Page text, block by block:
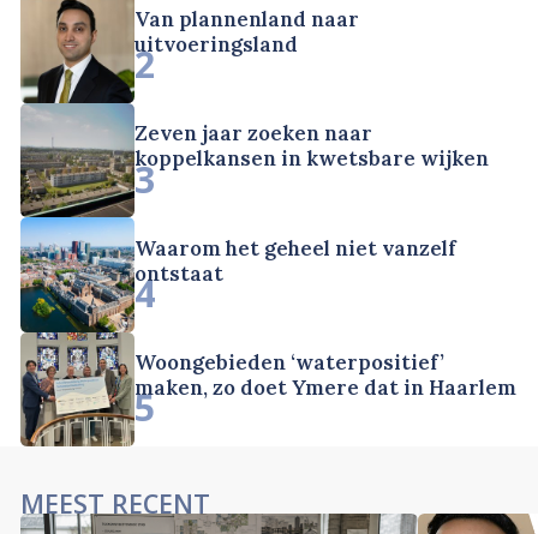
Van plannenland naar
uitvoeringsland
2
Zeven jaar zoeken naar
koppelkansen in kwetsbare wijken
3
Waarom het geheel niet vanzelf
ontstaat
4
Woongebieden ‘waterpositief’
maken, zo doet Ymere dat in Haarlem
5
MEEST RECENT